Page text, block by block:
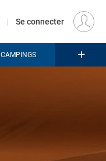
EUR
| Se connecter
CAMPINGS